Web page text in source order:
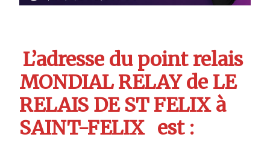
L’adresse du point relais
MONDIAL RELAY de LE
RELAIS DE ST FELIX à
SAINT-FELIX est :